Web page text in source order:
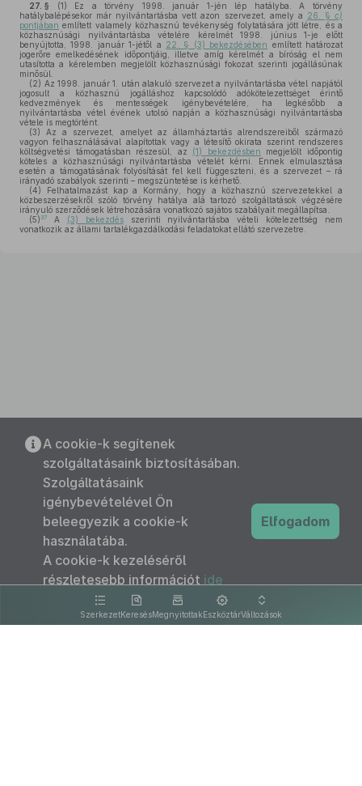
27. § (1) Ez a törvény 1998. január 1-jén lép hatályba. A törvény
hatálybalépésekor már nyilvántartásba vett azon szervezet, amely a 26. §c)
pontjában említett valamely közhasznú tevékenység folytatására jött létre, és a
közhasznúsági nyilvántartásba vételére kérelmét 1998. június 1-je előtt
benyújtotta, 1998. január 1-jétől a 22. § (3) bekezdésében említett határozat
jogerőre emelkedésének időpontjáig, illetve amíg kérelmét a bíróság el nem
utasította a kérelemben megjelölt közhasznúsági fokozat szerinti jogállásúnak
minősül.
(2) Az 1998. január 1. után alakuló szervezet a nyilvántartásba vétel napjától
jogosult a közhasznú jogálláshoz kapcsolódó adókötelezettséget érintő
kedvezmények és mentességek igénybevételére, ha legkésőbb a
nyilvántartásba vétel évének utolsó napján a közhasznúsági nyilvántartásba
vétele is megtörtént.
(3) Az a szervezet, amelyet az államháztartás alrendszereiből származó
vagyon felhasználásával alapítottak vagy a létesítő okirata szerint rendszeres
költségvetési támogatásban részesül, az (1) bekezdésben megjelölt időpontig
köteles a közhasznúsági nyilvántartásba vételét kérni. Ennek elmulasztása
esetén a támogatásának folyósítását fel kell függeszteni, és a szervezet – rá
irányadó szabályok szerinti – megszüntetése is kérhető.
(4) Felhatalmazást kap a Kormány, hogy a közhasznú szervezetekkel a
közbeszerzésekről szóló törvény hatálya alá tartozó szolgáltatások végzésére
irányuló szerződések létrehozására vonatkozó sajátos szabályait megállapítsa.
(5) 37 A (3) bekezdésszerinti nyilvántartásba vételi kötelezettség nem
vonatkozik az állami tartalékgazdálkodási feladatokat ellátó szervezetre.
SzerkezetKeresésMegnyitottakEszköztárVáltozások
A cookie-k segítenek
szolgáltatásaink biztosításában.
Szolgáltatásaink
igénybevételével Ön
beleegyezik a cookie-k
használatába.
A cookie-k kezeléséről
részletesebb információt ide
kattintva olvashat.
Elfogadom